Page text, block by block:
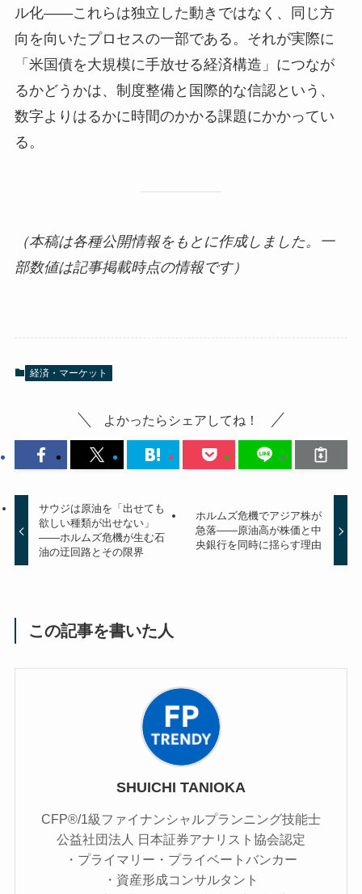
ル化——これらは独立した動きではなく、同じ方
向を向いたプロセスの一部である。それが実際に
「米国債を大規模に手放せる経済構造」につなが
るかどうかは、制度整備と国際的な信認という、
数字よりはるかに時間のかかる課題にかかってい
る。
（本稿は各種公開情報をもとに作成しました。一
部数値は記事掲載時点の情報です）
経済・マーケット
よかったらシェアしてね！
サウジは原油を「出せても
欲しい種類が出せない」
——ホルムズ危機が生む石
油の迂回路とその限界
ホルムズ危機でアジア株が
急落——原油高が株価と中
央銀行を同時に揺らす理由
この記事を書いた人
SHUICHI TANIOKA
CFP®/1級ファイナンシャルプランニング技能士
公益社団法人 日本証券アナリスト協会認定
・プライマリー・プライベートバンカー
・資産形成コンサルタント